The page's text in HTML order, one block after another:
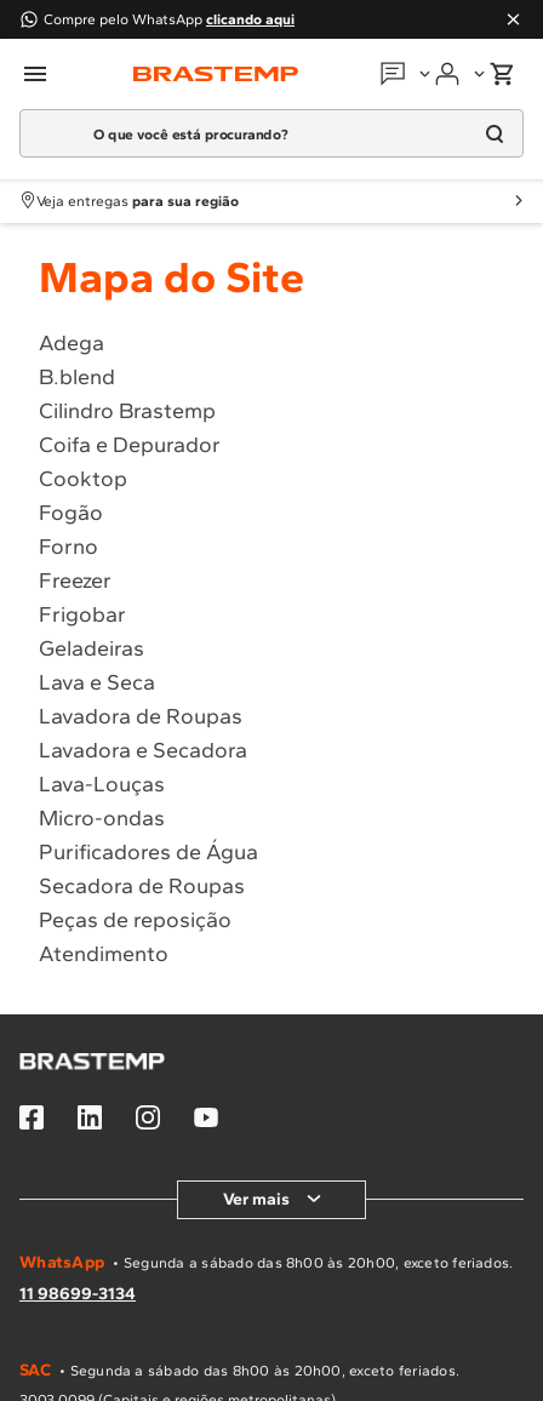
Compre pelo WhatsApp clicando aqui
Em que podemos
Atendimento Brastemp
Localizar assistência técnica
O que você está procurando?
Termos mais buscados
1º Geladeira
2
Fogao
4 º Lava Louça
5 º Cooktop
6º Microondas Brastemp
7º Forno
8º Embutir
9º Lava Seca
Veja entregas para sua região
Mapa do Site
Adega
B.blend
Cilindro Brastemp
Coifa e Depurador
Cooktop
Fogão
Forno
Freezer
Frigobar
Geladeiras
Lava e Seca
Lavadora de Roupas
Lavadora e Secadora
Lava-Louças
Micro-ondas
Purificadores de Água
Secadora de Roupas
Peças de reposição
Atendimento
Ver mais
WhatsApp • Segunda a sábado das 8h00 às 20h00, exceto feriados.
11 98699-3134
SAC • Segunda a sábado das 8h00 às 20h00, exceto feriados.